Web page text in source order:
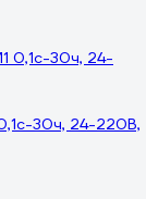
30ч, 24-220В,